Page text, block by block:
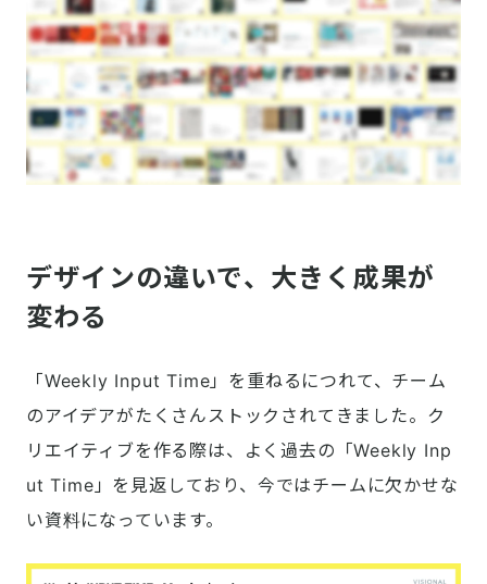
デザインの違いで、大きく成果が
変わる
「Weekly Input Time」を重ねるにつれて、チーム
のアイデアがたくさんストックされてきました。ク
リエイティブを作る際は、よく過去の「Weekly Inp
ut Time」を見返しており、今ではチームに欠かせな
い資料になっています。